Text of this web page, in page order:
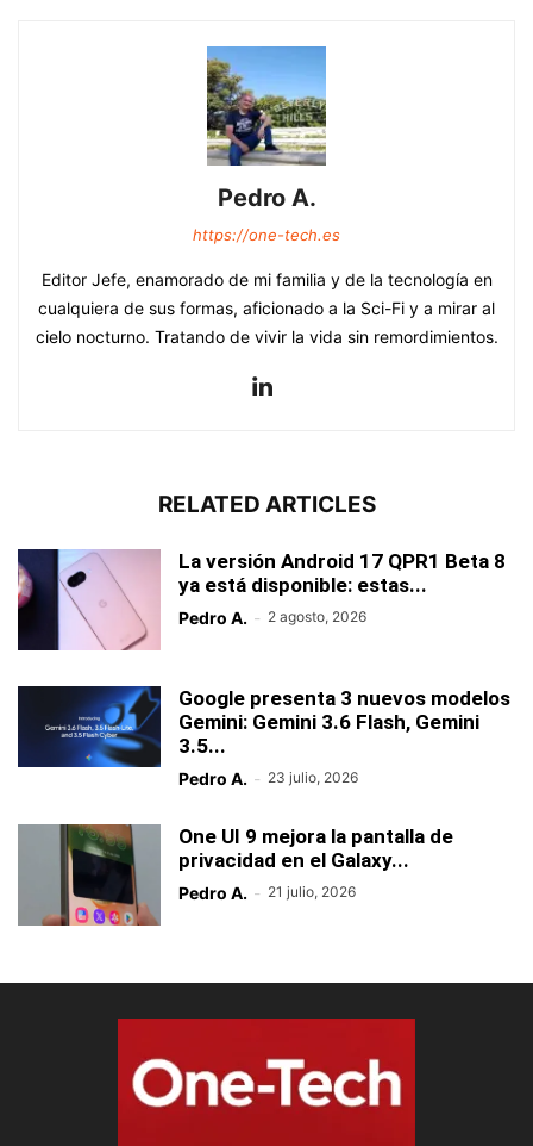
Pedro A.
https://one-tech.es
Editor Jefe, enamorado de mi familia y de la tecnología en
cualquiera de sus formas, aficionado a la Sci-Fi y a mirar al
cielo nocturno. Tratando de vivir la vida sin remordimientos.
RELATED ARTICLES
La versión Android 17 QPR1 Beta 8
ya está disponible: estas...
Pedro A. - 2 agosto, 2026
Google presenta 3 nuevos modelos
Gemini: Gemini 3.6 Flash, Gemini
3.5...
Pedro A. - 23 julio, 2026
One UI 9 mejora la pantalla de
privacidad en el Galaxy...
Pedro A. - 21 julio, 2026